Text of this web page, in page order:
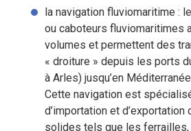
la navigation fluviomaritime :
ou caboteurs fluviomaritimes
volumes et permettent des
« droiture » depuis les ports
à Arles) jusqu’en
Cette navigation est
d’importation et d’exportation
solides tels que les